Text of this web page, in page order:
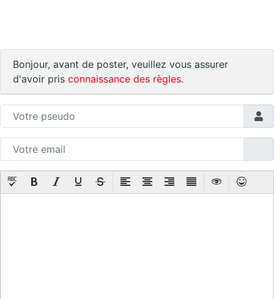
Bonjour, avant de poster, veuillez vous assurer
d'avoir pris connaissance des règles.